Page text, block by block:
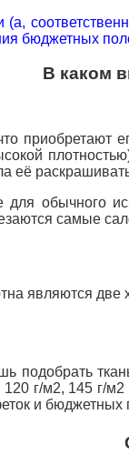
бюджетных
В каком
её
обычного
самые
являются две
подобрать
г/м2, 145 г/
и бюджетных